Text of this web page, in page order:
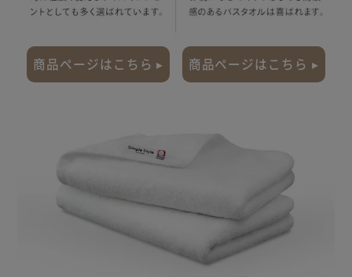
商品ページはこちら ▸ 商品ページはこちら ▸